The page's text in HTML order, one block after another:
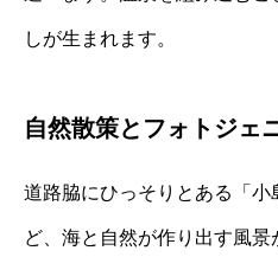
しが生まれます。
自然散策とフォトジェ
道路脇にひっそりとある「
ど、海と自然が作り出す風